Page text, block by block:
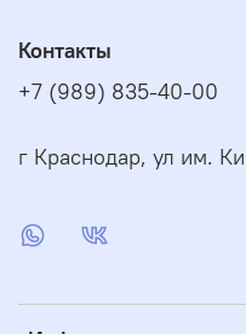
Контакты
+7 (989) 835-40-00
г Краснодар, ул им.